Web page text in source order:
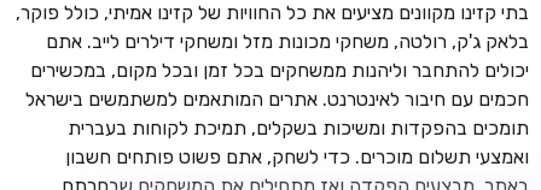
CASOO
בונוס מתגלגל עד 2,000 ₪ + 200 ספינים חינם לשחקנים
חדשים
ROYSPINS
חינם על ההפקדות הראשונות
בתי קזינו מקוונים מציעים את כל החוויות של קזינו אמיתי, כולל פוקר,
בלאק ג'ק, רולטה, משחקי מכונות מזל ומשחקי דילרים לייב. אתם
יכולים להתחבר וליהנות ממשחקים בכל זמן ובכל מקום, במכשירים
חכמים עם חיבור לאינטרנט. אתרים המותאמים למשתמשים בישראל
תומכים בהפקדות ומשיכות בשקלים, תמיכת לקוחות בעברית
ואמצעי תשלום מוכרים. כדי לשחק, אתם פשוט פותחים חשבון